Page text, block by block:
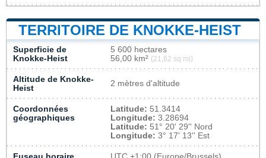
TERRITOIRE DE KNOKKE-HEIST
Superficie de
Knokke-Heist
5 600 hectares
56,00 km² (21,62 sq mi)
Altitude de Knokke-
Heist
2 mètres d'altitude
Coordonnées
géographiques
Latitude: 51.3414
Longitude: 3.28694
Latitude: 51° 20' 29'' Nord
Longitude: 3° 17' 13'' Est